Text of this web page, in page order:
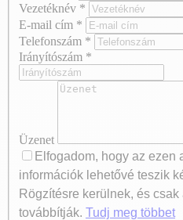
Vezetéknév *
E-mail cím *
Telefonszám *
Irányítószám *
Üzenet
Elfogadom, hogy az ezen
információk lehetővé teszik
Rögzítésre kerülnek, és
továbbítják. Tudj meg többet